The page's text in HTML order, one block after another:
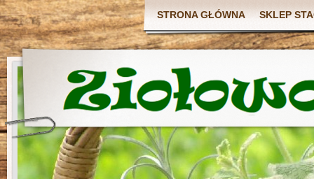
STRONA GŁÓWNA SKLEP